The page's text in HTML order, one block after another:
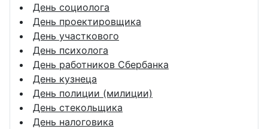
День социолога
День проектировщика
День участкового
День психолога
День работников Сбербанка
День кузнеца
День полиции (милиции)
День стекольщика
День налоговика